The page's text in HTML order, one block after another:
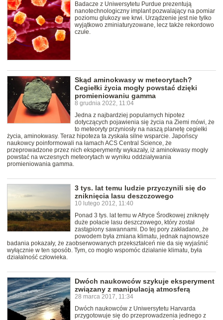
Badacze z Uniwersytetu Purdue prezentują
nanotechnologiczny implant pozwalający na pomiar
poziomu glukozy we krwi. Urządzenie jest nie tylko
wyjątkowo zminiaturyzowane, lecz także rekordowo
czułe.
Skąd aminokwasy w meteorytach?
Cegiełki życia mogły powstać dzięki
promieniowaniu gamma
8 grudnia 2022, 11:04
Jedna z najbardziej popularnych hipotez
dotyczących pojawienia się życia na Ziemi mówi, że
to meteoryty przyniosły na naszą planetę cegiełki
życia, aminokwasy. Teraz hipoteza ta zyskała silne wsparcie. Japońscy
naukowcy poinformowali na łamach ACS Central Science, że
przeprowadzone przez nich eksperymenty wykazały, iż aminokwasy mogły
powstać na wczesnych meteorytach w wyniku oddziaływania
promieniowania gamma.
3 tys. lat temu ludzie przyczynili się do
zniknięcia lasu deszczowego
10 lutego 2012, 11:40
Ponad 3 tys. lat temu w Afryce Środkowej zniknęły
duże połacie lasu deszczowego, który został
zastąpiony sawannami. Do tej pory zakładano, że
powodem była zmiana klimatu, jednak najnowsze
badania pokazały, że zaobserwowanych przekształceń nie da się wyjaśnić
wyłącznie w ten sposób. Tym, co mogło wspomóc działanie klimatu, była
działalność człowieka.
Dwóch naukowców szykuje eksperyment
związany z manipulacją atmosferą
28 marca 2017, 11:34
Dwóch naukowców z Uniwersytetu Harvarda
przygotowuje się do przeprowadzenia jednego z